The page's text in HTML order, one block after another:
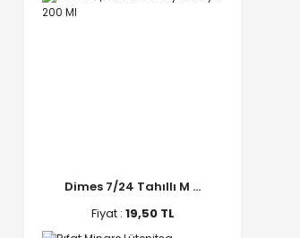
Dimes 7/24 Tahıllı M ...
Fiyat : 19,50 TL